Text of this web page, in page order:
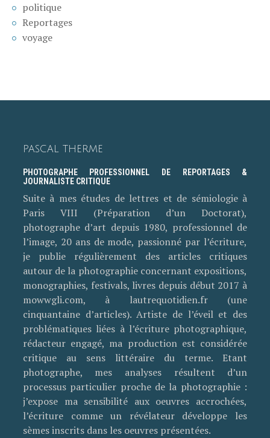
politique
Reportages
voyage
PASCAL THERME
PHOTOGRAPHE PROFESSIONNEL DE REPORTAGES &
JOURNALISTE CRITIQUE
Suite à mes études de lettres et de sémiologie à
Paris VIII (Préparation d’un Doctorat),
photographe d’art depuis 1980, professionnel de
l’image, 20 ans de mode, passionné par l’écriture,
je publie régulièrement des articles critiques
autour de la photographie concernant expositions,
monographies, festivals, livres depuis début 2017 à
mowwgli.com, à lautrequotidien.fr (une
cinquantaine d’articles). Artiste de l’éveil et des
problématiques liées à l’écriture photographique,
rédacteur engagé, ma production est considérée
critique au sens littéraire du terme. Etant
photographe, mes analyses résultent d’un
processus particulier proche de la photographie :
j’expose ma sensibilité aux oeuvres accrochées,
l’écriture comme un révélateur développe les
sèmes inscrits dans les oeuvres présentées.